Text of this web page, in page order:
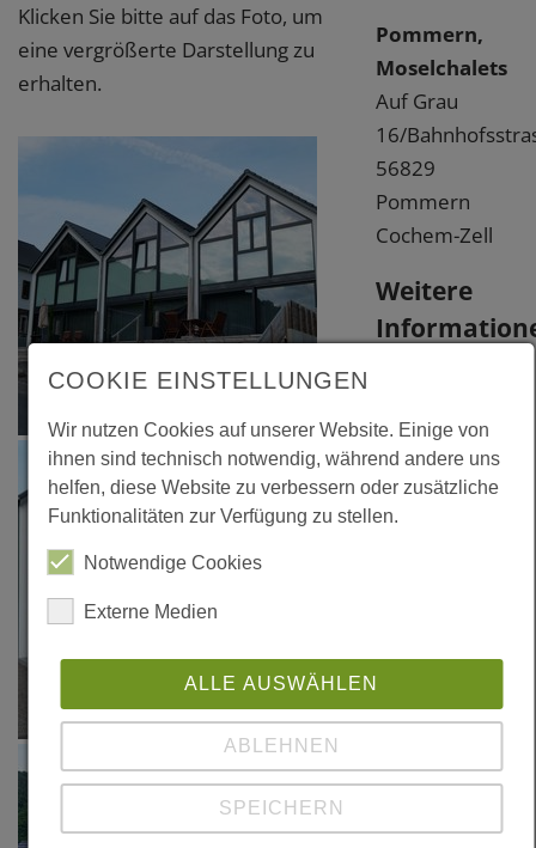
Klicken Sie bitte auf das Foto, um
eine vergrößerte Darstellung zu
erhalten.
Pommern,
Moselchalets
Auf Grau
16/
56829
Pommern
Cochem-Zell
Weitere
www.ziegler-
holzbau.de
COOKIE EINSTELLUNGEN
Wir nutzen Cookies auf unserer Website. Einige von
ihnen sind technisch notwendig, während andere uns
helfen, diese Website zu verbessern oder zusätzliche
Funktionalitäten zur Verfügung zu stellen.
Notwendige Cookies
Externe Medien
ALLE AUSWÄHLEN
ABLEHNEN
SPEICHERN